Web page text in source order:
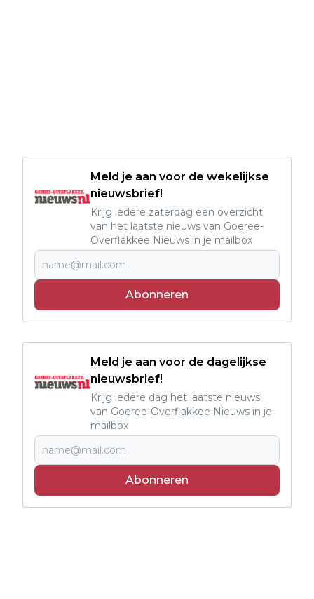
Meld je aan voor de wekelijkse
nieuwsbrief!
Krijg iedere zaterdag een overzicht
van het laatste nieuws van Goeree-
Overflakkee Nieuws in je mailbox
Abonneren
Meld je aan voor de dagelijkse
nieuwsbrief!
Krijg iedere dag het laatste nieuws
van Goeree-Overflakkee Nieuws in je
mailbox
Abonneren